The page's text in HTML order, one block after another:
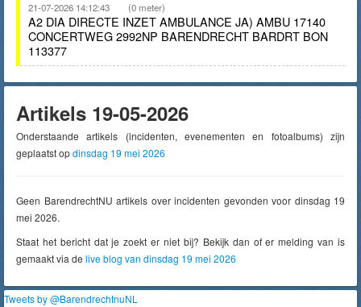
21-07-2026 14:12:43 (0 meter)
A2 DIA DIRECTE INZET AMBULANCE JA) AMBU 17140
CONCERTWEG 2992NP BARENDRECHT BARDRT BON
113377
Artikels 19-05-2026
Onderstaande artikels (incidenten, evenementen en fotoalbums) zijn
geplaatst opdinsdag 19 mei 2026
Geen BarendrechtNU artikels over incidenten gevonden voor dinsdag 19
mei 2026.
Staat het bericht dat je zoekt er niet bij? Bekijk dan of er melding van is
gemaakt via de live blog van dinsdag 19 mei 2026
Tweets by @BarendrechtnuNL